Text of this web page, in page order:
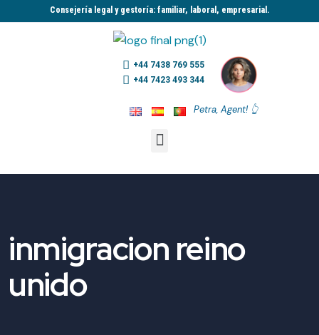
Consejería legal y gestoría: familiar, laboral, empresarial.​
+44 7438 769 555
+44 7423 493 344
Petra, Agent! 👆
inmigracion reino
unido